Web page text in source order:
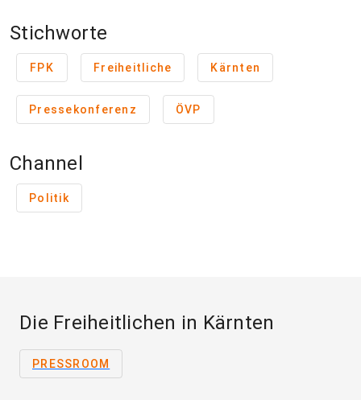
Stichworte
FPK Freiheitliche Kärnten
Pressekonferenz ÖVP
Channel
Politik
Die Freiheitlichen in Kärnten
PRESSROOM